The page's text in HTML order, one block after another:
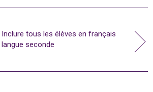
Inclure tous les élèves en français
langue seconde